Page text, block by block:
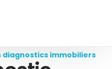
diagnostics immobiliers